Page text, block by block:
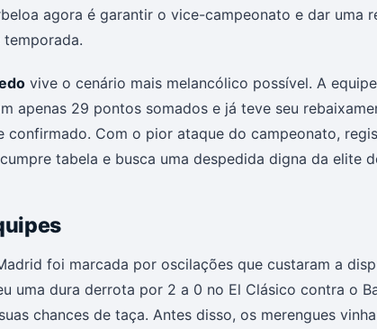
agora é garantir o vice-campeonato e dar uma
vive o cenário mais melancólico possível. A
apenas 29 pontos somados e já teve seu
confirmado. Com o pior ataque do campeonato,
tabela e busca uma despedida digna da elite
foi marcada por oscilações que custaram a
uma dura derrota por 2 a 0 no El Clásico contra o
chances de taça. Antes disso, os merengues